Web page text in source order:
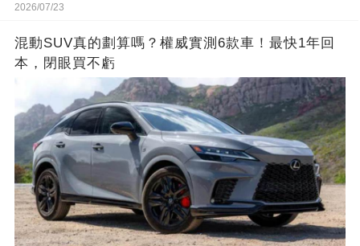
2026/07/23
混動SUV真的劃算嗎？權威實測6款車！最快1年回
本，閉眼買不虧